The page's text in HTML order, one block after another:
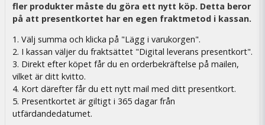
fler produkter måste du göra ett nytt köp. Detta beror
på att presentkortet har en egen fraktmetod i kassan.
1. Välj summa och klicka på "Lägg i varukorgen".
2. I kassan väljer du fraktsättet "Digital leverans presentkort".
3. Direkt efter köpet får du en orderbekräftelse på mailen,
vilket är ditt kvitto.
4. Kort därefter får du ett nytt mail med ditt presentkort.
5. Presentkortet är giltigt i 365 dagar från
utfärdandedatumet.